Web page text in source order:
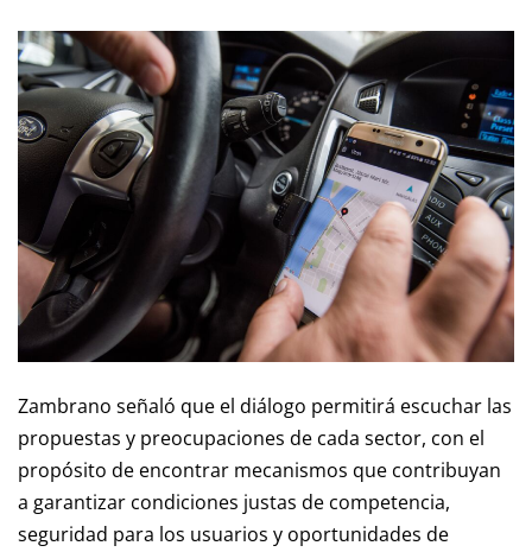
Zambrano señaló que el diálogo permitirá escuchar las
propuestas y preocupaciones de cada sector, con el
propósito de encontrar mecanismos que contribuyan
a garantizar condiciones justas de competencia,
seguridad para los usuarios y oportunidades de